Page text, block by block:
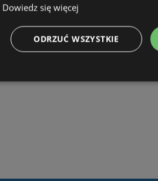
Dowiedz się więcej
ODRZUĆ WSZYSTKIE